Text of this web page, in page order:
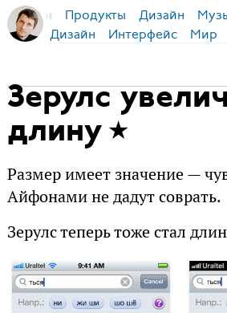
Бирман Продукты Дизайн
Дизайн Интерфейс Мир
Зерулс
длину
Размер имеет значение —
Айфонами не дадут соврать.
Зерулс теперь тоже стал